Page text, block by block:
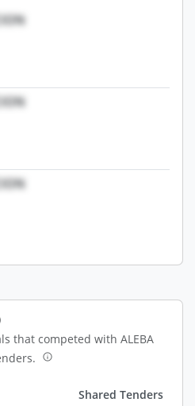
that competed with ALEBA
Shared Tenders